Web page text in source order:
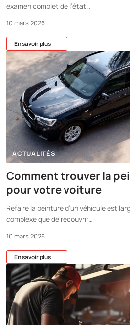
examen complet de l’état…
10 mars 2026
En savoir plus
ACTUALITÉS
Comment trouver la
pour votre voiture
Refaire la peinture d’un véhicule est
complexe que de recouvrir…
10 mars 2026
En savoir plus